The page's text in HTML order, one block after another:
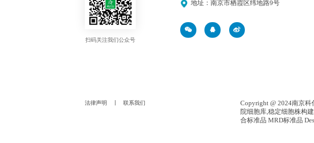
扫码关注我们公众号
地址：南京市栖霞区纬地路9号
法律声明 联系我们 Copyright @ 2024南京科
院细胞库,稳定细胞株构建
合标准品 MRD标准品